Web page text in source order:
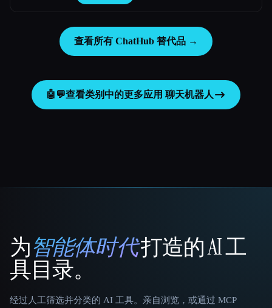
查看所有 ChatHub 替代品 →
🤖💬查看类别中的更多应用 聊天机器人
That AI Collection
为智能体时代打造的 AI 工
具目录。
经过人工筛选并分类的 AI 工具。亲自浏览，或通过 MCP